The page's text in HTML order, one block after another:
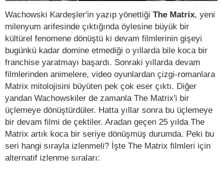
Wachowski Kardeşler'in yazıp yönettiği The Matrix, yeni
milenyum arifesinde çıktığında öylesine büyük bir
kültürel fenomene dönüştü ki devam filmlerinin gişeyi
bugünkü kadar domine etmediği o yıllarda bile koca bir
franchise yaratmayı başardı. Sonraki yıllarda devam
filmlerinden animelere, video oyunlardan çizgi-romanlara
Matrix mitolojisini büyüten pek çok eser çıktı. Diğer
yandan Wachowskiler de zamanla The Matrix'i bir
üçlemeye dönüştürdüler. Hatta yıllar sonra bu üçlemeye
bir devam filmi de çektiler. Aradan geçen 25 yılda The
Matrix artık koca bir seriye dönüşmüş durumda. Peki bu
seri hangi sırayla izlenmeli? İşte The Matrix filmleri için
alternatif izlenme sıraları: